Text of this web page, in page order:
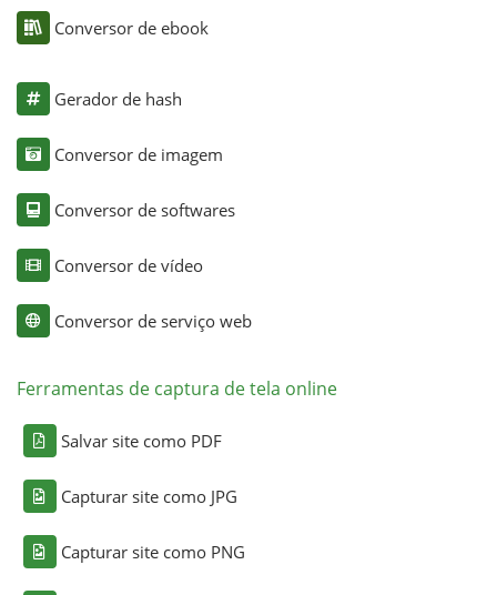
Conversor de ebook
Gerador de hash
Conversor de imagem
Conversor de softwares
Conversor de vídeo
Conversor de serviço web
Ferramentas de captura de tela online
Salvar site como PDF
Capturar site como JPG
Capturar site como PNG